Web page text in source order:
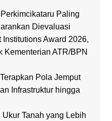
Paling
Dievaluasi
Award 2026,
Kementerian ATR/BPN
Pola Jemput
Infrastruktur hingga
Tanah yang Lebih